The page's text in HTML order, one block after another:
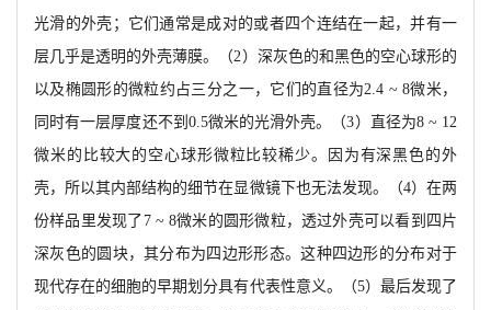
光滑的外壳 ；它们通常是成对的或者四个连结在一起，并有一
层几乎是透明的外壳薄膜。（2）深灰色的和黑色的空心球形的
以及椭圆形的微粒约占三分之一，它们的直径为2.4 ~ 8微米，
同时有一层厚度还不到 0.5微米的光滑外壳。（3）直径为8 ~ 12
微米的比较大的空心球形微粒比较稀少。因为有深黑色的外
壳，所以其内部结构的细节在显微镜下也无法发现。（4）在两
份样品里发现了7 ~ 8微米的圆形微粒，透过外壳可以看到四片
深灰色的圆块，其分布为四边形形态。这种四边形的分布对于
现代存在的细胞的早期划分具有代表性意义。
（5）最后发现了